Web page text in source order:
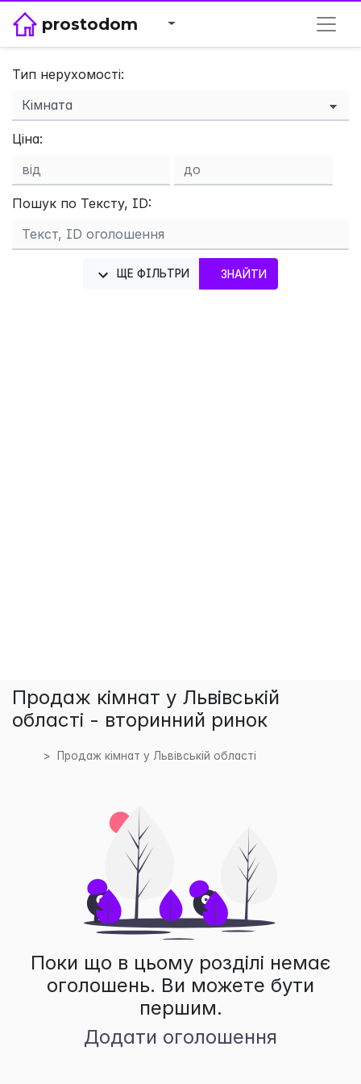
prostodom
Тип нерухомості:
Ціна:
Пошук по Тексту, ID:
ЩЕ ФІЛЬТРИ ЗНАЙТИ
Продаж кімнат у Львівській
області - вторинний ринок
Продаж кімнат у Львівській області
Поки що в цьому розділі немає
оголошень. Ви можете бути
першим.
Додати оголошення